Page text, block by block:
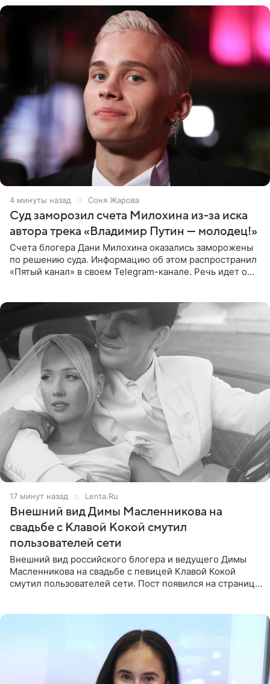
4 минуты назад Соня Жарова
Суд заморозил счета Милохина из-за иска
автора трека «Владимир Путин — молодец!»
Счета блогера Дани Милохина оказались заморожены
по решению суда. Информацию об этом распространил
«Пятый канал» в своем Telegram-канале. Речь идет о
17 минут назад Lenta.Ru
Внешний вид Димы Масленникова на
свадьбе с Клавой Кокой смутил
пользователей сети
Внешний вид российского блогера и ведущего Димы
Масленникова на свадьбе с певицей Клавой Кокой
смутил пользователей сети. Пост появился на странице